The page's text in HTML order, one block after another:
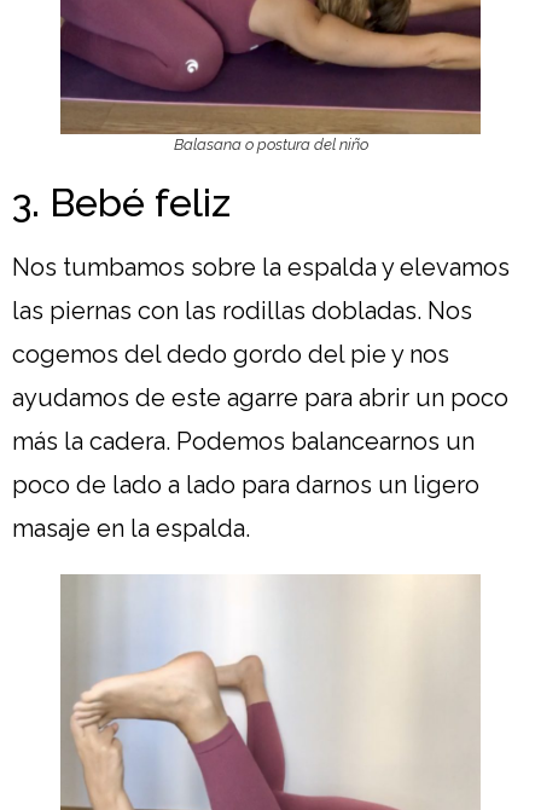
Balasana o postura del niño
3. Bebé feliz
Nos tumbamos sobre la espalda y elevamos
las piernas con las rodillas dobladas. Nos
cogemos del dedo gordo del pie y nos
ayudamos de este agarre para abrir un poco
más la cadera. Podemos balancearnos un
poco de lado a lado para darnos un ligero
masaje en la espalda.